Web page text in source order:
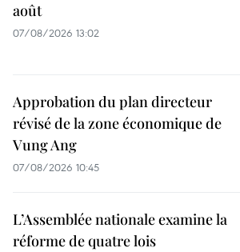
août
07/08/2026 13:02
Approbation du plan directeur
révisé de la zone économique de
Vung Ang
07/08/2026 10:45
L’Assemblée nationale examine la
réforme de quatre lois